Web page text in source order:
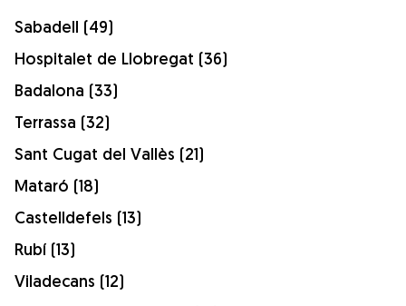
Sabadell (49)
Hospitalet de Llobregat (36)
Badalona (33)
Terrassa (32)
Sant Cugat del Vallès (21)
Mataró (18)
Castelldefels (13)
Rubí (13)
Viladecans (12)